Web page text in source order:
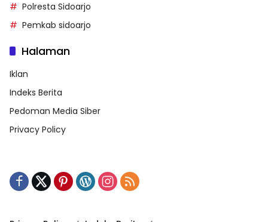
Polresta Sidoarjo
Pemkab sidoarjo
Halaman
Iklan
Indeks Berita
Pedoman Media Siber
Privacy Policy